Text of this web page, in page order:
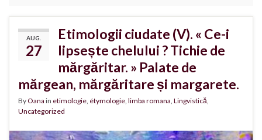
AUG.
27
Etimologii ciudate (V). « Ce-i
lipsește chelului ? Tichie de
mărgăritar. » Palate de
mărgean, mărgăritare și margarete.
ByOana in etimologie étymologie limba romana Lingvistică
Uncategorized